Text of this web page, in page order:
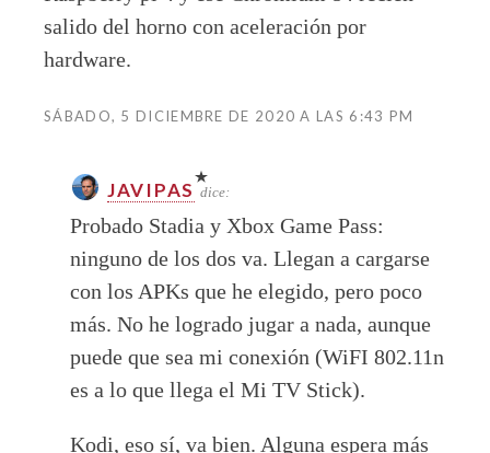
salido del horno con aceleración por
hardware.
SÁBADO, 5 DICIEMBRE DE 2020 A LAS 6:43 PM
JAVIPAS dice:
Probado Stadia y Xbox Game Pass:
ninguno de los dos va. Llegan a cargarse
con los APKs que he elegido, pero poco
más. No he logrado jugar a nada, aunque
puede que sea mi conexión (WiFI 802.11n
es a lo que llega el Mi TV Stick).
Kodi, eso sí, va bien. Alguna espera más